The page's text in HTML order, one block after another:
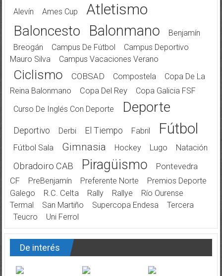
Alevín Ames Cup Atletismo
Baloncesto Balonmano
Benjamín
Breogán
Campus De Fútbol
Campus Deportivo
Mauro Silva
Campus Vacaciones Verano
Ciclismo COBSAD Compostela
Copa De La
Reina Balonmano
Copa Del Rey
Copa Galicia FSF
Curso De Inglés Con Deporte
Deporte
Deportivo Derbi El Tiempo Fabril Fútbol
Fútbol Sala Gimnasia Hockey Lugo Natación
Obradoiro CAB Piragüismo
Pontevedra
CF
PreBenjamín Preferente Norte
Premios Deporte
Galego
R.C. Celta Rally Rallye
Río Ourense
Termal
San Martiño Supercopa Endesa
Tercera
Teucro
Uni Ferrol
De interés